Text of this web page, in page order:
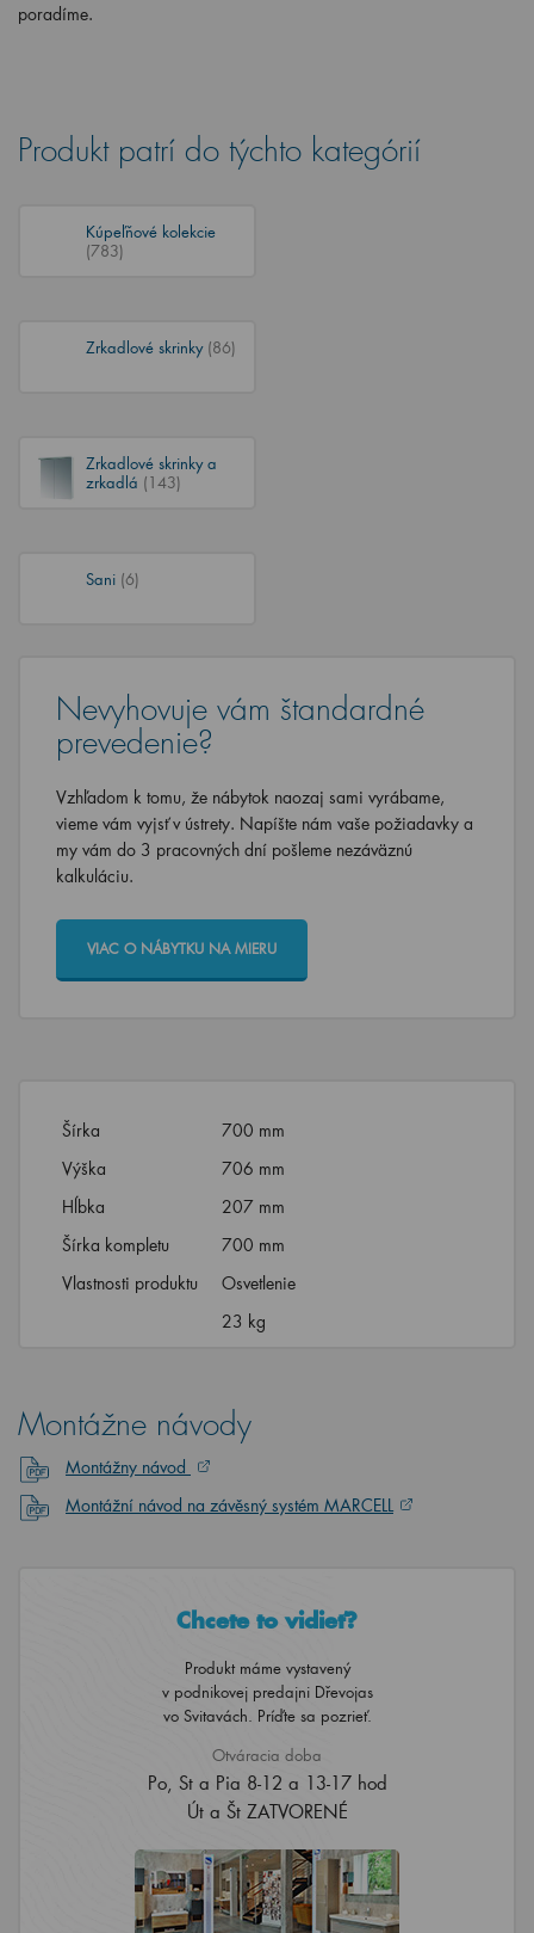
poradíme.
Produkt patrí do týchto kategórií
Kúpeľňové kolekcie
(783)
Zrkadlové skrinky (86)
Zrkadlové skrinky a
zrkadlá (143)
Sani (6)
Nevyhovuje vám štandardné
prevedenie?
Vzhľadom k tomu, že nábytok naozaj sami vyrábame,
vieme vám vyjsť v ústrety. Napíšte nám vaše požiadavky a
my vám do 3 pracovných dní pošleme nezáväznú
kalkuláciu.
VIAC O NÁBYTKU NA MIERU
Šírka
700 mm
Výška
706 mm
Hĺbka
207 mm
Šírka kompletu
700 mm
Vlastnosti produktu
Osvetlenie
23 kg
Montážne návody
Montážny návod
Montážní návod na závěsný systém MARCELL
Chcete to vidieť?
Produkt máme vystavený
v podnikovej predajni Dřevojas
vo Svitavách. Príďte sa pozrieť.
Otváracia doba
Po, St a Pia 8-12 a 13-17 hod
Út a Št ZATVORENÉ